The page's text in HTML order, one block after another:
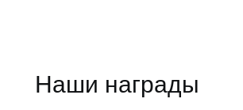
Наши награды